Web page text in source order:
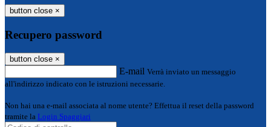
button close ×
Recupero password
button close ×
E-mail Verrà inviato un messaggio
all'indirizzo indicato con le istruzioni necessarie.
Non hai una e-mail associata al nome utente? Effettua il reset della password
tramite la Login Spaggiari